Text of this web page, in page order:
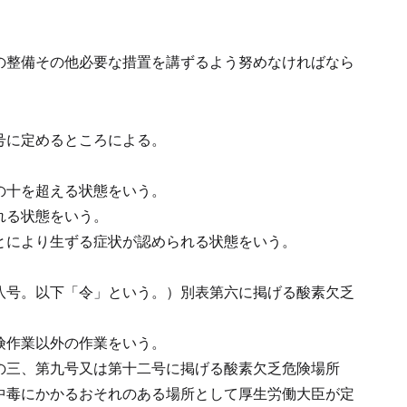
備その他必要な措置を講ずるよう努めなければなら
定めるところによる。
を超える状態をいう。
状態をいう。
より生ずる症状が認められる状態をいう。
。以下「令」という。）別表第六に掲げる酸素欠乏
業以外の作業をいう。
、第九号又は第十二号に掲げる酸素欠乏危険場所
にかかるおそれのある場所として厚生労働大臣が定